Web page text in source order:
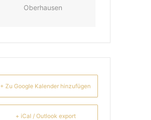
Oberhausen
+ Zu Google Kalender hinzufügen
+ iCal / Outlook export